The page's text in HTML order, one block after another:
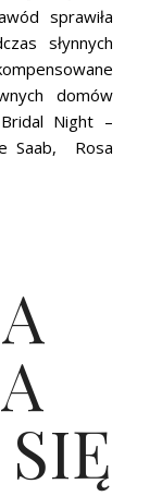
sprawiła
słynnych
domów
Night –
Saab, Rosa